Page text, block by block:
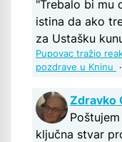
"Trebalo bi mu
istina da ako
za Ustašku
Pupovac tražio
pozdrave u Kninu
·
Zdravko
ključna stvar